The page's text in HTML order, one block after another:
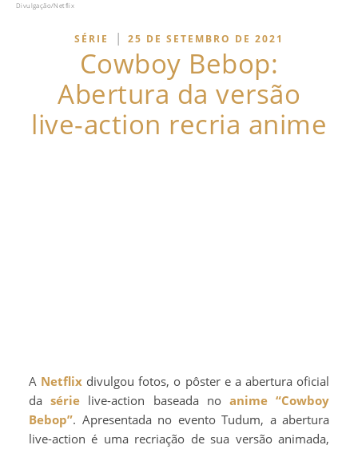
Divulgação/Netflix
SÉRIE | 25 DE SETEMBRO DE 2021
Cowboy Bebop:
Abertura da versão
live-action recria anime
Netflix divulgou fotos, o pôster e a abertura oficial
dasérie live-action baseada no anime “Cowboy
Bebop”. Apresentada no evento Tudum, a abertura
live-action é uma recriação de sua versão animada,